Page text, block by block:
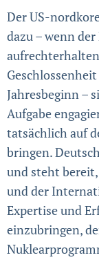
Der US-
dazu – wenn
Jahresbeginn –
Aufgabe
tatsächlich auf
brin­gen.
und steht
und der
Expertise und
einzubringen,